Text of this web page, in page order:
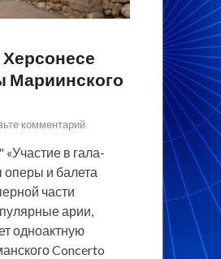
Мариинского
комментарий
в гала-
оперы и балета
части
арии,
одноактную
Concerto